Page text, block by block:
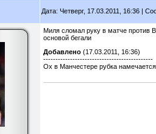
Дата: Четверг, 17.03.2011, 16:36 |
Миля сломал руку в матче против
основой бегали
Добавлено (17.03.2011, 16:36)
---------------------------------------------
Ох в Манчестере рубка намечается